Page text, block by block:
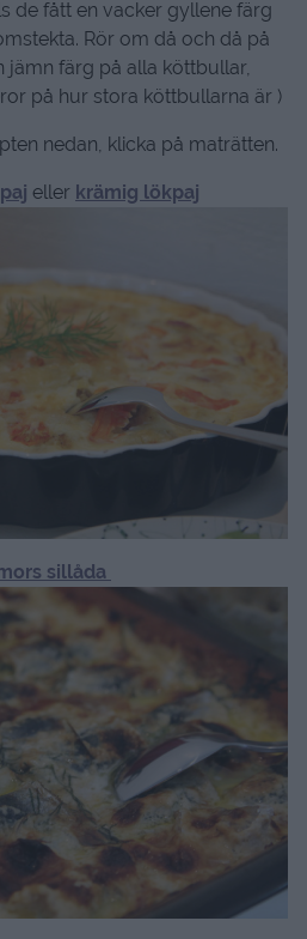
de fått en vacker gyllene färg
Rör om då och då på
jämn färg på alla köttbullar,
på hur stora köttbullarna är )
nedan, klicka på maträtten.
eller krämig lökpaj
sillåda